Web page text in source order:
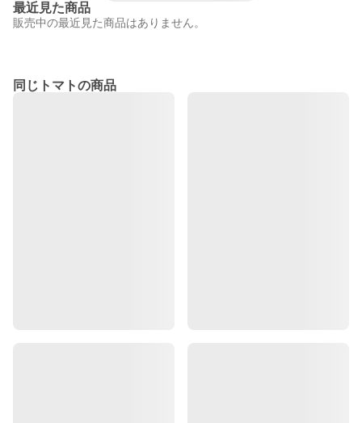
最近見た商品
販売中の最近見た商品はありません。
同じトマトの商品